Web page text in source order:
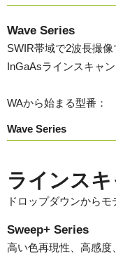
Wave Series
SWIR帯域で2波長撮
InGaAsラインスキャン
WAから始まる型番：
Wave Series
ラインス
ドロップダウンから
Sweep+ Series
高い色再現性、高感度